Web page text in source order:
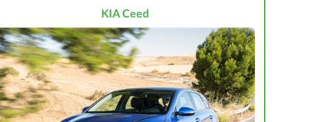
KIA Ceed